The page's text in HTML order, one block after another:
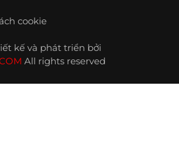
cookie
kế và phát triển bởi
All rights reserved